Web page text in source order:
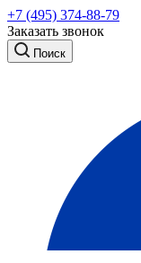
+7 (495) 374-88-79
Заказать звонок
Поиск